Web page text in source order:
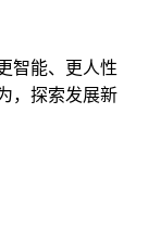
智能、更人性
，探索发展新